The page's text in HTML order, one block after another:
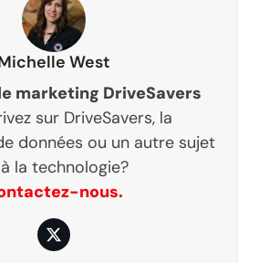
West
marketing DriveSavers
sur DriveSavers, la
données ou un autre sujet
la technologie?
nous.
Twitter